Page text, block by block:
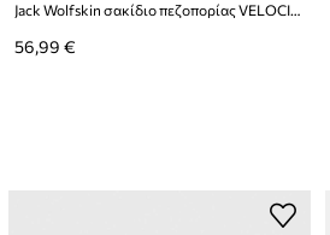
Jack Wolfskin σακίδιο πεζοπορίας VELOCITY LITE
56,99 €